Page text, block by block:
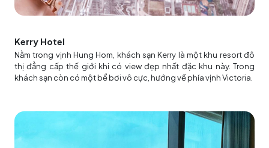
Kerry Hotel
Nằm trong vịnh Hung Hom, khách sạn Kerry là một khu resort đô
thị đẳng cấp thế giới khi có view đẹp nhất đặc khu này. Trong
khách sạn còn có một bể bơi vô cực, hướng về phía vịnh Victoria.